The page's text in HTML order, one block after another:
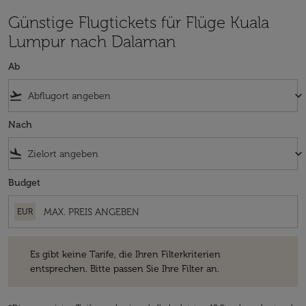
Günstige Flugtickets für Flüge Kuala
Lumpur nach Dalaman
Ab
flight_takeoff keyboard_arrow_down
Nach
flight_land keyboard_arrow_down
Budget
EUR
Es gibt keine Tarife, die Ihren Filterkriterien
entsprechen. Bitte passen Sie Ihre Filter an.